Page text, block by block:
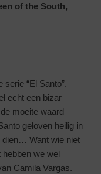
of the South,
“El Santo”.
echt een bizar
moeite waard
geloven heilig in
dien… Want wie niet
we wel
Camila Vargas.